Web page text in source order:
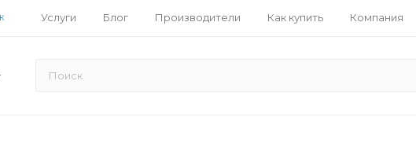
Услуги Блог Производители Как купить Компания